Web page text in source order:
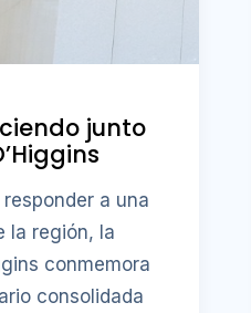
junto
a una
la región, la
conmemora
consolidada